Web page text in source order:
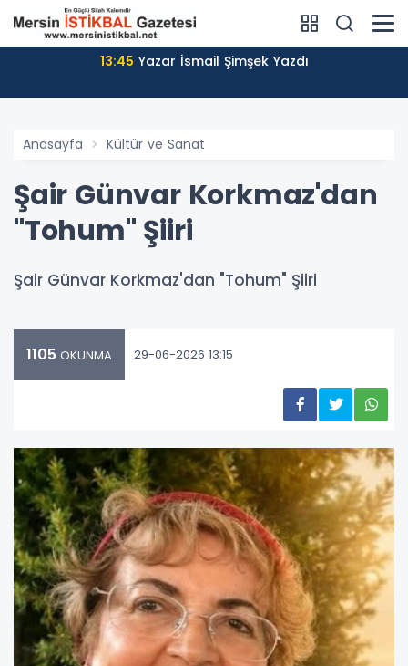
13:45 Yazar İsmail Şimşek Yazdı
Anasayfa Kültür ve Sanat
Şair Günvar Korkmaz'dan
"Tohum" Şiiri
Şair Günvar Korkmaz'dan "Tohum" Şiiri
1105 OKUNMA 29-06-2026 13:15